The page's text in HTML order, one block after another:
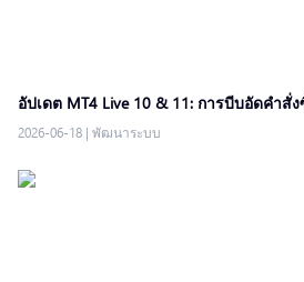
อัปเดต MT4 Live 10 & 11: การบีบอัดคำสั่
2026-06-18 | พัฒนาระบบ